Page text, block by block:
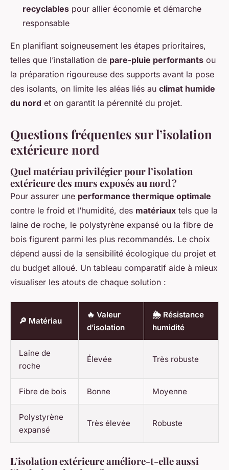
recyclables pour allier économie et démarche
responsable
En planifiant soigneusement les étapes prioritaires,
telles que l’installation de pare-pluie performants ou
la préparation rigoureuse des supports avant la pose
des isolants, on limite les aléas liés au climat humide
du nord et on garantit la pérennité du projet.
Questions fréquentes sur l’isolation
extérieure nord
Quel matériau privilégier pour l’isolation
extérieure des murs exposés au nord ?
Pour assurer une performance thermique optimale
contre le froid et l’humidité, des matériaux tels que la
laine de roche, le polystyrène expansé ou la fibre de
bois figurent parmi les plus recommandés. Le choix
dépend aussi de la sensibilité écologique du projet et
du budget alloué. Un tableau comparatif aide à mieux
visualiser les atouts de chaque solution :
🔎 Matériau
🔥 Valeur
d’isolation
🌦 Résistance
humidité
Laine de
roche
Élevée Très robuste
Fibre de bois Bonne Moyenne
Polystyrène
expansé
Très élevée Robuste
L’isolation extérieure améliore-t-elle aussi